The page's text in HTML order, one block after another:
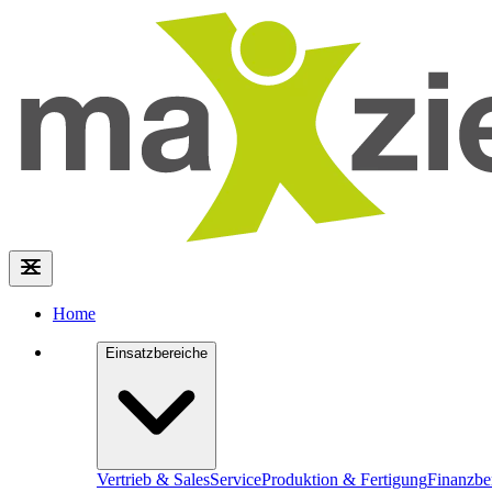
Home
Einsatzbereiche
Vertrieb & SalesServiceProduktion & Fertigung